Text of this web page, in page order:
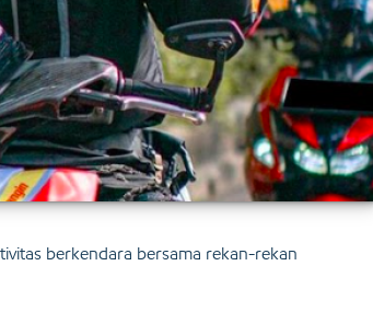
berkendara bersama rekan-rekan